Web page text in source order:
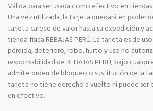
Válida para ser usada como efectivo en tiendas
Una vez utilizada, la tarjeta quedará en poder de
tarjeta carece de valor hasta su expedición y
tienda física REBAJAS PERÚ. La tarjeta es de
pérdida, deterioro, robo, hurto y uso no
responsabilidad de REBAJAS PERÚ; bajo
admite orden de bloqueo o sustitución de la
tarjeta no tiene derecho a vuelto ni puede ser
en efectivo.